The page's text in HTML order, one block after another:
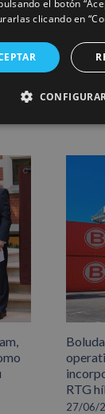
RTG
27/06/
el botón
clicando en